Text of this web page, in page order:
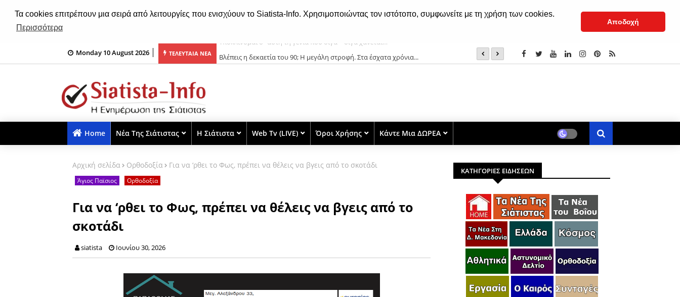
Τα cookies επιτρέπουν μια σειρά από λειτουργίες που ενισχύουν το Siatista-Info. Χρησιμοποιώντας τον ιστότοπο, συμφωνείτε με τη χρήση των cookies.
Περισσότερα
Αποδοχή
Monday 10 August 2026 ΤΕΛΕΥΤΑΙΑ ΝΕΑ
γενιά που σιγά – σιγά χάνεται… Βλέπεις η δεκαετία του 90; Η μεγάλη στροφή. Στα έσχατα χρόνια... Παρακλητικοί Κανόνες προς τιμήν της Θεοτόκου
Home Νέα Της Σιάτιστας Η Σιάτιστα Web Tv (LIVE) Όροι Χρήσης Κάντε Μια ΔΩΡΕΑ
Αρχική σελίδα Ορθοδοξία Για να ‘ρθει το Φως, πρέπει να θέλεις να βγεις από το σκοτάδι
Άγιος Παϊσιος Ορθοδοξία
Για να ‘ρθει το Φως, πρέπει να θέλεις να βγεις από το
σκοτάδι
siatista Ιουνίου 30, 2026
ΚΑΤΗΓΟΡΙΕΣ ΕΙΔΗΣΕΩΝ